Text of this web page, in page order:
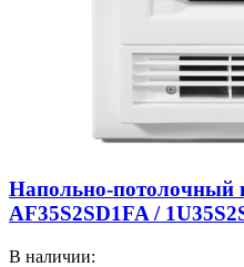
Напольно-потолочный
AF35S2SD1FA /
В наличии: